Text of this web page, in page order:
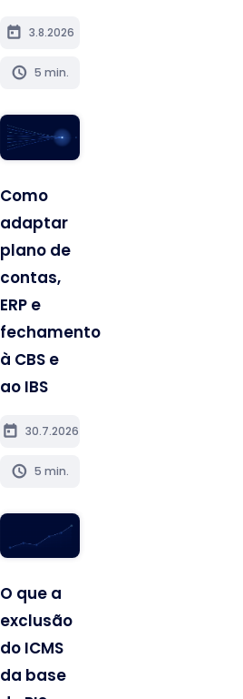
today 3.8.2026
schedule 5 min.
Como
adaptar
plano de
contas,
ERP e
fechamento
à CBS e
ao IBS
today 30.7.2026
schedule 5 min.
O que a
exclusão
do ICMS
da base